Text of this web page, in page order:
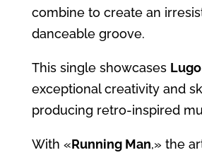
combine to create an
danceable groove.
This single showcases
exceptional creativity and
producing retro-inspired
With «Running Man,» the